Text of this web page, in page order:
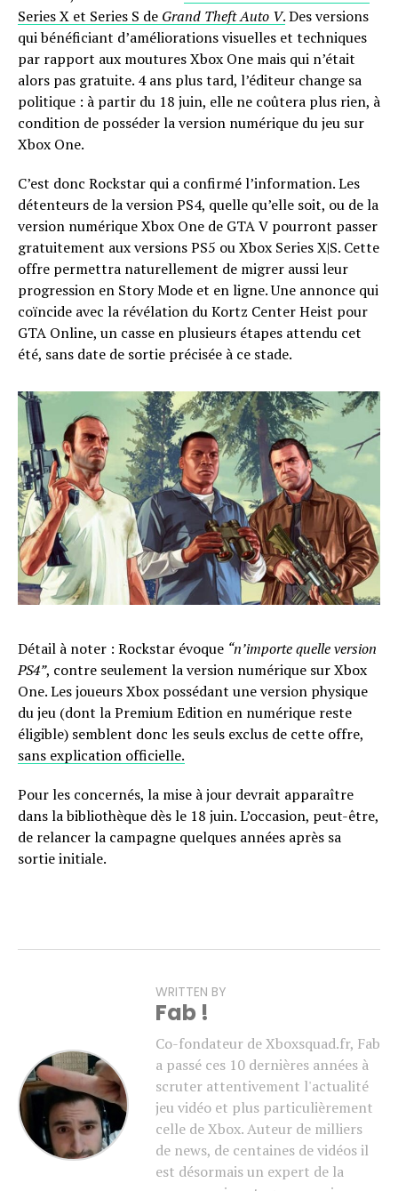
Series X et Series S de Grand Theft Auto V.Des versions
qui bénéficiant d’améliorations visuelles et techniques
par rapport aux moutures Xbox One mais qui n’était
alors pas gratuite. 4 ans plus tard, l’éditeur change sa
politique : à partir du 18 juin, elle ne coûtera plus rien, à
condition de posséder la version numérique du jeu sur
Xbox One.
C’est donc Rockstar qui a confirmé l’information. Les
détenteurs de la version PS4, quelle qu’elle soit, ou de la
version numérique Xbox One de GTA V pourront passer
gratuitement aux versions PS5 ou Xbox Series X|S. Cette
offre permettra naturellement de migrer aussi leur
progression en Story Mode et en ligne. Une annonce qui
coïncide avec la révélation du Kortz Center Heist pour
GTA Online, un casse en plusieurs étapes attendu cet
été, sans date de sortie précisée à ce stade.
Détail à noter : Rockstar évoque “n’importe quelle version
PS4”, contre seulement la version numérique sur Xbox
One. Les joueurs Xbox possédant une version physique
du jeu (dont la Premium Edition en numérique reste
éligible) semblent donc les seuls exclus de cette offre,
sans explication officielle.
Pour les concernés, la mise à jour devrait apparaître
dans la bibliothèque dès le 18 juin. L’occasion, peut-être,
de relancer la campagne quelques années après sa
sortie initiale.
WRITTEN BY
Fab !
Co-fondateur de Xboxsquad.fr, Fab
a passé ces 10 dernières années à
scruter attentivement l'actualité
jeu vidéo et plus particulièrement
celle de Xbox. Auteur de milliers
de news, de centaines de vidéos il
est désormais un expert de la